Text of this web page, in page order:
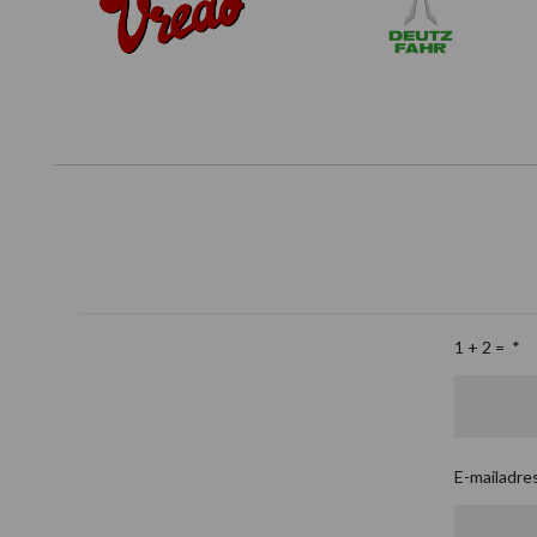
1 + 2 = *
E-